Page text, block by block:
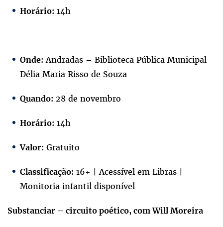
Horário: 14h
Onde: Andradas – Biblioteca Pública Municipal
Délia Maria Risso de Souza
Quando: 28 de novembro
Horário: 14h
Valor: Gratuito
Classificação: 16+ | Acessível em Libras |
Monitoria infantil disponível
Substanciar – circuito poético, com Will Moreira